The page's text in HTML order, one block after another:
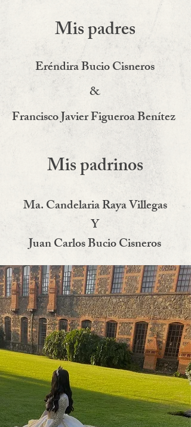
Mis padres
Eréndira Bucio Cisneros
&
Francisco Javier Figueroa Benítez
Mis padrinos
Ma. Candelaria Raya Villegas
Y
Juan Carlos Bucio Cisneros